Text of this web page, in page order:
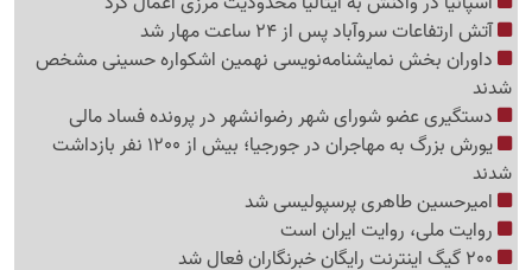
آتش ارتفاعات سروآباد پس از 24 ساعت مهار شد
داوران بخش نمایشنامه‌نویسی نهمین اشکواره حسینی مشخص
شدند
دستگیری عضو شورای شهر رضوانشهر در پرونده فساد مالی
یورش بزرگ به مهاجران در جورجیا؛ بیش از 1200 نفر بازداشت
شدند
امیرحسین طاهری پرسپولیسی شد
روایت ملی، روایت ایران است